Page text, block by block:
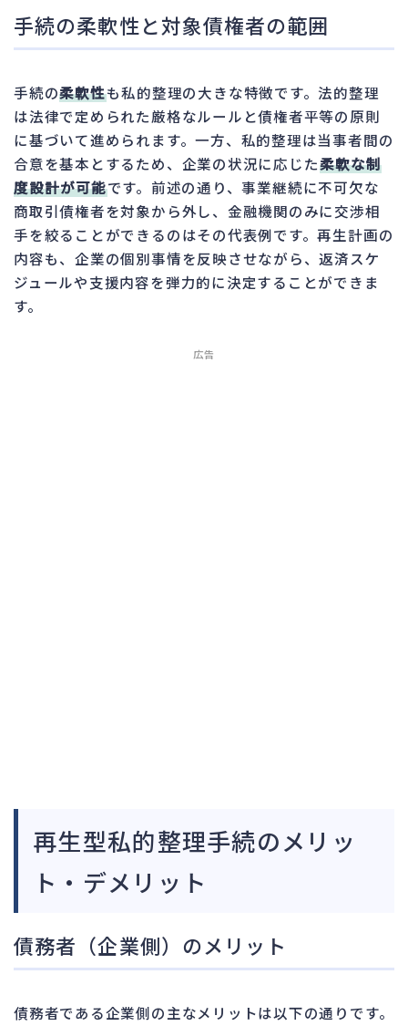
手続の柔軟性と対象債権者の範囲
手続の柔軟性も私的整理の大きな特徴です。法的整理
は法律で定められた厳格なルールと債権者平等の原則
に基づいて進められます。一方、私的整理は当事者間の
合意を基本とするため、企業の状況に応じた柔軟な制
度設計が可能です。前述の通り、事業継続に不可欠な
商取引債権者を対象から外し、金融機関のみに交渉相
手を絞ることができるのはその代表例です。再生計画の
内容も、企業の個別事情を反映させながら、返済スケ
ジュールや支援内容を弾力的に決定することができま
す。
広告
再生型私的整理手続のメリッ
ト・デメリット
債務者（企業側）のメリット
債務者である企業側の主なメリットは以下の通りです。